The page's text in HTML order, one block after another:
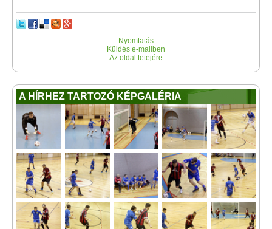
Nyomtatás
Küldés e-mailben
Az oldal tetejére
A HÍRHEZ TARTOZÓ KÉPGALÉRIA